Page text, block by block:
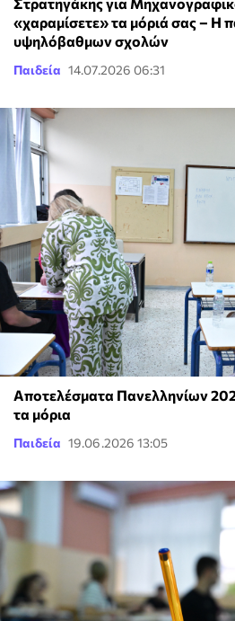
Στρατηγάκης για
«χαραμίσετε» τα μόριά σας – Η
υψηλόβαθμων σχολών
Παιδεία 14.07.2026 06:31
Αποτελέσματα Πανελληνίων
τα μόρια
Παιδεία 19.06.2026 13:05